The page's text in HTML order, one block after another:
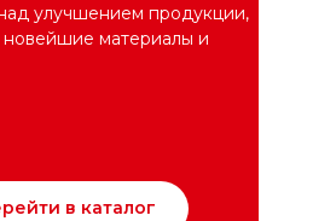
улучшением продукции,
новейшие материалы и
в каталог